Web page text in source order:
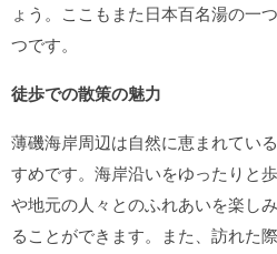
ょう。ここもまた日本百名湯の一
つです。
徒歩での散策の魅力
薄磯海岸周辺は自然に恵まれてい
すめです。海岸沿いをゆったりと
や地元の人々とのふれあいを楽し
ることができます。また、訪れた